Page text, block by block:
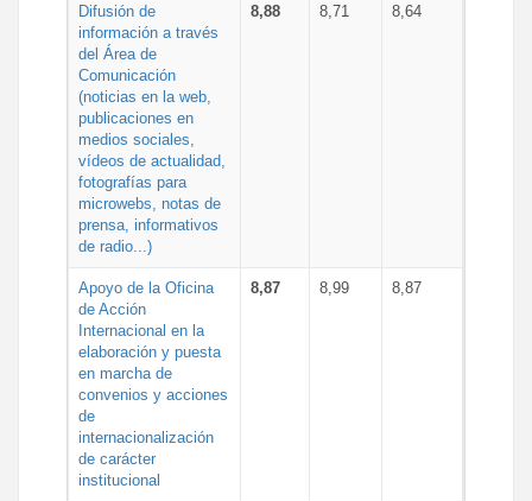
Difusión de
información a través
del Área de
Comunicación
(noticias en la web,
publicaciones en
medios sociales,
vídeos de actualidad,
fotografías para
microwebs, notas de
prensa, informativos
de radio...)
8,88 8,71 8,64
Apoyo de la Oficina
de Acción
Internacional en la
elaboración y puesta
en marcha de
convenios y acciones
de
internacionalización
de carácter
institucional
8,87 8,99 8,87